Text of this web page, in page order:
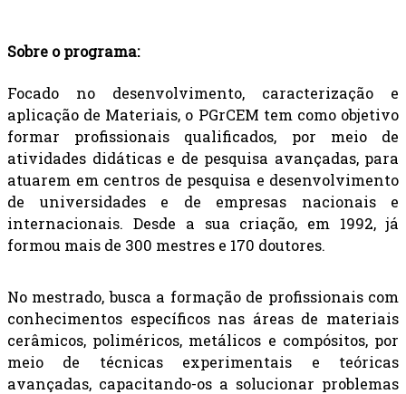
Sobre o programa:
Focado no desenvolvimento, caracterização e
aplicação de Materiais, o PGrCEM tem como objetivo
formar profissionais qualificados, por meio de
atividades didáticas e de pesquisa avançadas, para
atuarem em centros de pesquisa e desenvolvimento
de universidades e de empresas nacionais e
internacionais. Desde a sua criação, em 1992, já
formou mais de 300 mestres e 170 doutores.
No mestrado, busca a formação de profissionais com
conhecimentos específicos nas áreas de materiais
cerâmicos, poliméricos, metálicos e compósitos, por
meio de técnicas experimentais e teóricas
avançadas, capacitando-os a solucionar problemas